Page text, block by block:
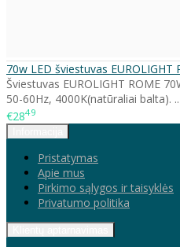
70w LED šviestuvas EUROLIGHT
Šviestuvas EUROLIGHT ROME
50-60Hz, 4000K(natūraliai balta). ..
€2849
Pristatymas
Apie mus
Pirkimo sąlygos ir taisyklės
Privatumo politika